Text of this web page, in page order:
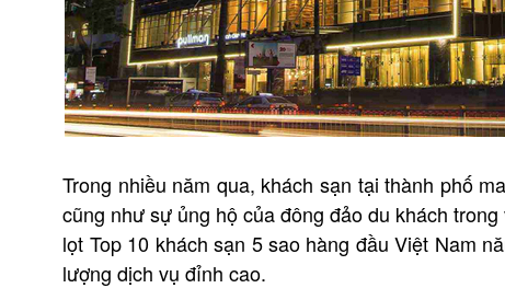
Trong nhiều năm qua, khách sạn tại thành phố
cũng như sự ủng hộ của đông đảo du khách
lọt Top 10 khách sạn 5 sao hàng đầu Việt Nam
lượng dịch vụ đỉnh cao.